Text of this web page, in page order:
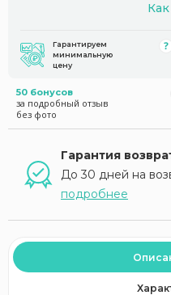
Гарантируем
минимальную
цену
50 бонусов
за подробный отзыв
без фото
Гарантия
До 30 дней на
подробнее